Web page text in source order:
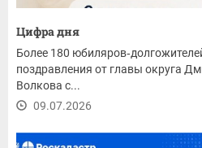
Цифра дня
Более 180
поздравления от главы округа
Волкова с...
09.07.2026